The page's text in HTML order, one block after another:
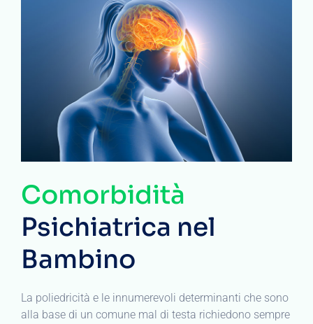
Comorbidità
Psichiatrica nel
Bambino
La poliedricità e le innumerevoli determinanti che sono
alla base di un comune mal di testa richiedono sempre